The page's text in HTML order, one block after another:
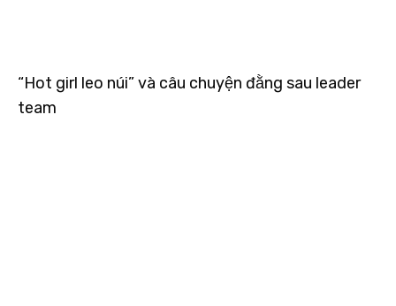
“Hot girl leo núi” và câu chuyện đằng sau leader
team